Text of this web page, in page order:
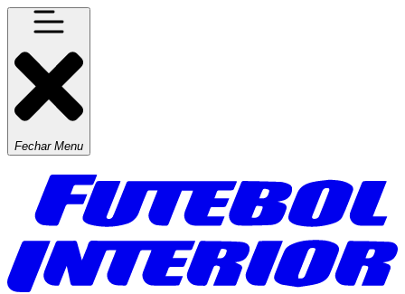
Fechar Menu